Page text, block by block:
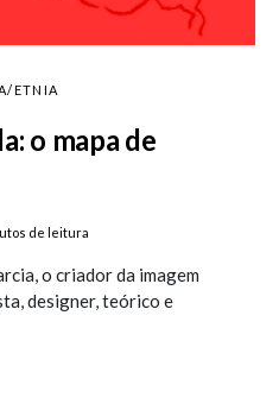
ETNIA
o mapa de
de leitura
o criador da imagem
designer, teórico e